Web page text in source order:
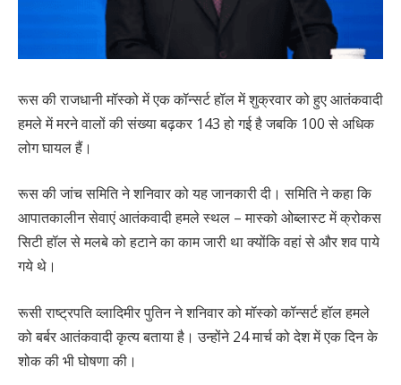
रूस की राजधानी मॉस्को में एक कॉन्सर्ट हॉल में शुक्रवार को हुए आतंकवादी
हमले में मरने वालों की संख्या बढ़कर 143 हो गई है जबकि 100 से अधिक
लोग घायल हैं।
रूस की जांच समिति ने शनिवार को यह जानकारी दी। समिति ने कहा कि
आपातकालीन सेवाएं आतंकवादी हमले स्थल – मास्को ओब्लास्ट में क्रोकस
सिटी हॉल से मलबे को हटाने का काम जारी था क्योंकि वहां से और शव पाये
गये थे।
रूसी राष्ट्रपति व्लादिमीर पुतिन ने शनिवार को मॉस्को कॉन्सर्ट हॉल हमले
को बर्बर आतंकवादी कृत्य बताया है। उन्होंने 24 मार्च को देश में एक दिन के
शोक की भी घोषणा की।